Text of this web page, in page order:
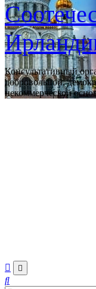
Консультативный
добровольной,
некоммерческой